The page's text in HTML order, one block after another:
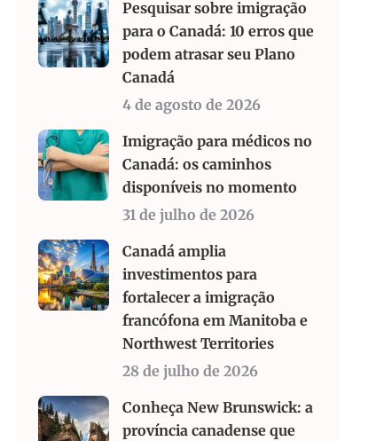
Pesquisar sobre imigração
para o Canadá: 10 erros que
podem atrasar seu Plano
Canadá
4 de agosto de 2026
Imigração para médicos no
Canadá: os caminhos
disponíveis no momento
31 de julho de 2026
Canadá amplia
investimentos para
fortalecer a imigração
francófona em Manitoba e
Northwest Territories
28 de julho de 2026
Conheça New Brunswick: a
província canadense que